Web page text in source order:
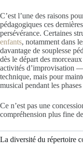
C’est l’une des raisons
pédagogiques ces
persévérance. Certaines
enfants, notamment dans
davantage de souplesse
dès le départ des
activités d’improvisation
technique, mais pour
musical pendant les
Ce n’est pas une
compréhension plus fine
La diversité du répertoire